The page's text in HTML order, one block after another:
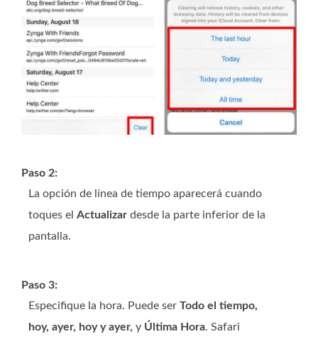
Paso 2:
La opción de línea de tiempo aparecerá cuando
toques el Actualizar desde la parte inferior de la
pantalla.
Paso 3:
Especifique la hora. Puede ser Todo el tiempo,
hoy, ayer, hoy y ayer, y Última Hora. Safari